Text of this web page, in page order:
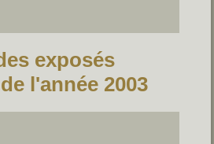
exposés
l'année 2003